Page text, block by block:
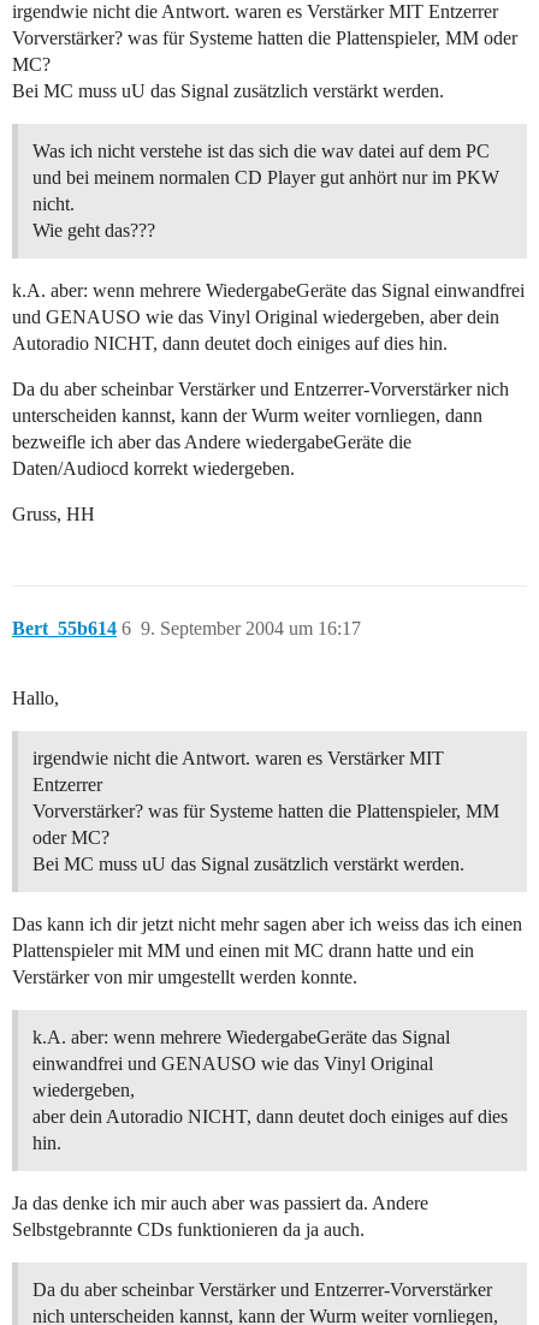
irgendwie nicht die Antwort. waren es Verstärker MIT Entzerrer
Vorverstärker? was für Systeme hatten die Plattenspieler, MM oder
MC?
Bei MC muss uU das Signal zusätzlich verstärkt werden.
Was ich nicht verstehe ist das sich die wav datei auf dem PC
und bei meinem normalen CD Player gut anhört nur im PKW
nicht.
Wie geht das???
k.A. aber: wenn mehrere WiedergabeGeräte das Signal einwandfrei
und GENAUSO wie das Vinyl Original wiedergeben, aber dein
Autoradio NICHT, dann deutet doch einiges auf dies hin.
Da du aber scheinbar Verstärker und Entzerrer-Vorverstärker nich
unterscheiden kannst, kann der Wurm weiter vornliegen, dann
bezweifle ich aber das Andere wiedergabeGeräte die
Daten/Audiocd korrekt wiedergeben.
Gruss, HH
Bert_55b614 9. September 2004 um 16:17
6
Hallo,
irgendwie nicht die Antwort. waren es Verstärker MIT
Entzerrer
Vorverstärker? was für Systeme hatten die Plattenspieler, MM
oder MC?
Bei MC muss uU das Signal zusätzlich verstärkt werden.
Das kann ich dir jetzt nicht mehr sagen aber ich weiss das ich einen
Plattenspieler mit MM und einen mit MC drann hatte und ein
Verstärker von mir umgestellt werden konnte.
k.A. aber: wenn mehrere WiedergabeGeräte das Signal
einwandfrei und GENAUSO wie das Vinyl Original
wiedergeben,
aber dein Autoradio NICHT, dann deutet doch einiges auf dies
hin.
Ja das denke ich mir auch aber was passiert da. Andere
Selbstgebrannte CDs funktionieren da ja auch.
Da du aber scheinbar Verstärker und Entzerrer-Vorverstärker
nich unterscheiden kannst, kann der Wurm weiter vornliegen,